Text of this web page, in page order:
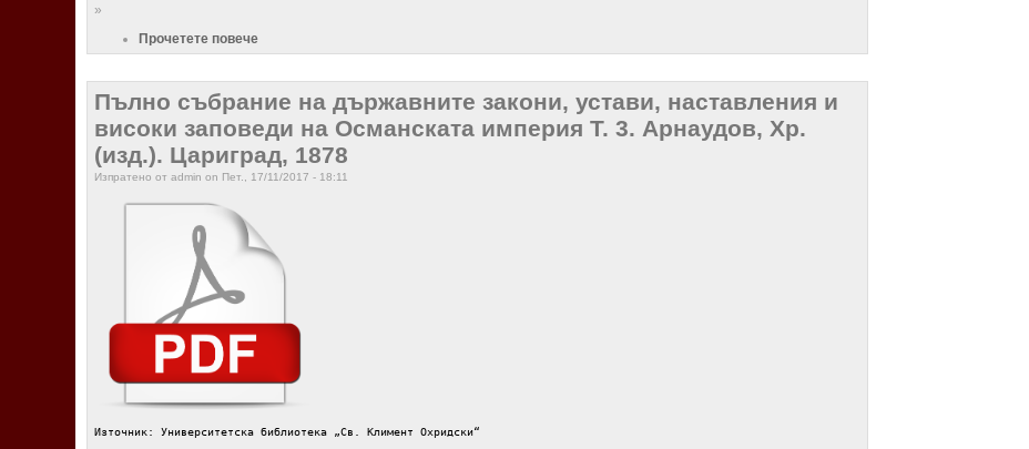
»
Прочетете повече
Пълно събрание на държавните закони, устави, наставления и
високи заповеди на Османската империя Т. 3. Арнаудов, Хр.
(изд.). Цариград, 1878
Изпратено от admin on Пет., 17/11/2017 - 18:11
Източник: Университетска библиотека „Св. Климент Охридски“